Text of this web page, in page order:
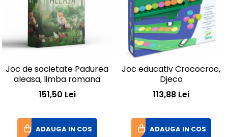
Joc de societate Padurea
aleasa, limba romana
151,50 Lei
ADAUGA IN COS
Joc educativ Crococroc,
Djeco
113,88 Lei
ADAUGA IN COS